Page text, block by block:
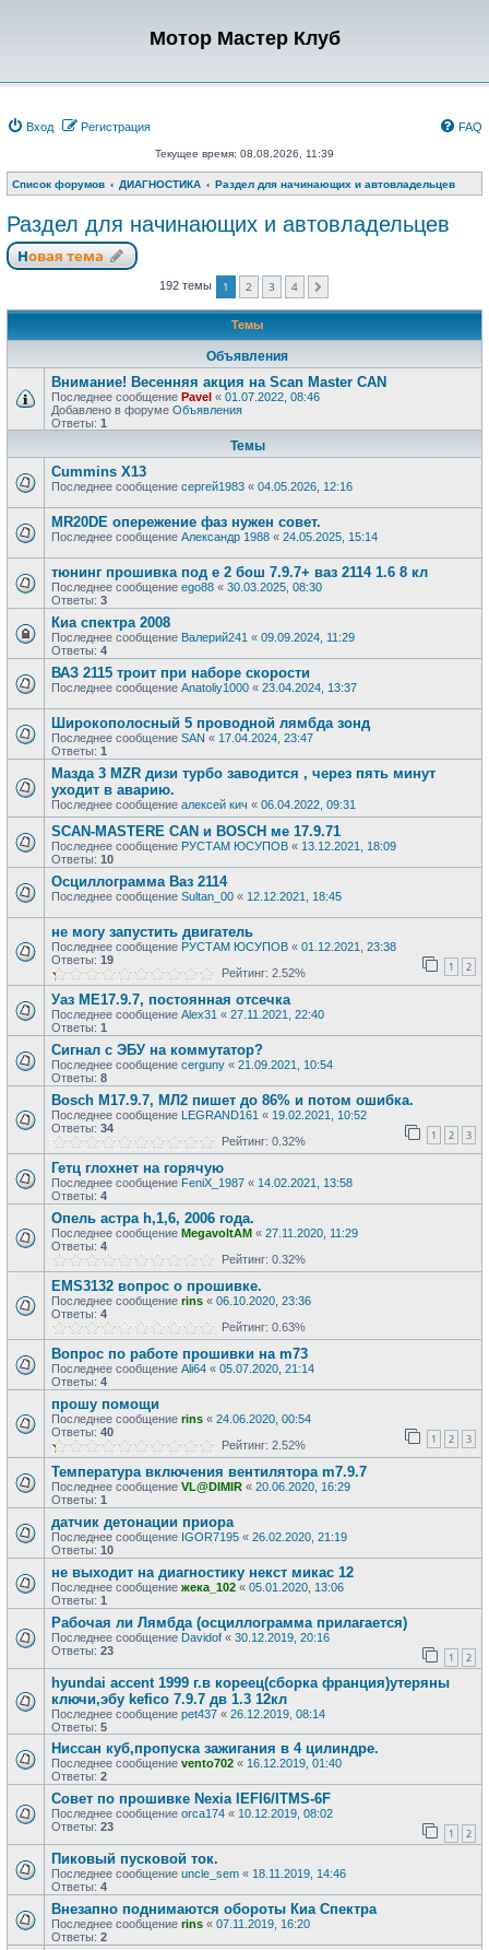
Мотор Мастер Клуб
Вход Регистрация FAQ
Текущее время: 08.08.2026, 11:39
Список форумов ДИАГНОСТИКА Раздел для начинающих и автовладельцев
Раздел для начинающих и автовладельцев
Новая тема
192 темы 1 2 3 4
Темы
Объявления
Внимание! Весенняя акция на Scan Master CAN
Последнее сообщение Pavel « 01.07.2022, 08:46
Добавлено в форуме Объявления
Ответы: 1
Темы
Cummins X13
Последнее сообщение сергей1983 « 04.05.2026, 12:16
MR20DE опережение фаз нужен совет.
Последнее сообщение Александр 1988 « 24.05.2025, 15:14
тюнинг прошивка под е 2 бош 7.9.7+ ваз 2114 1.6 8 кл
Последнее сообщение ego88 « 30.03.2025, 08:30
Ответы: 3
Киа спектра 2008
Последнее сообщение Валерий241 « 09.09.2024, 11:29
Ответы: 4
ВАЗ 2115 троит при наборе скорости
Последнее сообщение Anatoliy1000 « 23.04.2024, 13:37
Широкополосный 5 проводной лямбда зонд
Последнее сообщение SAN « 17.04.2024, 23:47
Ответы: 1
Мазда 3 MZR дизи турбо заводится , через пять минут
уходит в аварию.
Последнее сообщение алексей кич « 06.04.2022, 09:31
SCAN-MASTERE CAN и BOSCH ме 17.9.71
Последнее сообщение РУСТАМ ЮСУПОВ « 13.12.2021, 18:09
Ответы: 10
Осциллограмма Ваз 2114
Последнее сообщение Sultan_00 « 12.12.2021, 18:45
не могу запустить двигатель
Последнее сообщение РУСТАМ ЮСУПОВ « 01.12.2021, 23:38
Ответы: 19 1 2
Рейтинг: 2.52%
Уаз МЕ17.9.7, постоянная отсечка
Последнее сообщение Alex31 « 27.11.2021, 22:40
Ответы: 1
Сигнал с ЭБУ на коммутатор?
Последнее сообщение cerguny « 21.09.2021, 10:54
Ответы: 8
Bosch M17.9.7, МЛ2 пишет до 86% и потом ошибка.
Последнее сообщение LEGRAND161 « 19.02.2021, 10:52
Ответы: 34 1 2 3
Рейтинг: 0.32%
Гетц глохнет на горячую
Последнее сообщение FeniX_1987 « 14.02.2021, 13:58
Ответы: 4
Опель астра h,1,6, 2006 года.
Последнее сообщение MegavoltAM « 27.11.2020, 11:29
Ответы: 4
Рейтинг: 0.32%
EMS3132 вопрос о прошивке.
Последнее сообщение rins « 06.10.2020, 23:36
Ответы: 4
Рейтинг: 0.63%
Вопрос по работе прошивки на m73
Последнее сообщение Ali64 « 05.07.2020, 21:14
Ответы: 4
прошу помощи
Последнее сообщение rins « 24.06.2020, 00:54
Ответы: 40 1 2 3
Рейтинг: 2.52%
Температура включения вентилятора m7.9.7
Последнее сообщение VL@DIMIR « 20.06.2020, 16:29
Ответы: 1
датчик детонации приора
Последнее сообщение IGOR7195 « 26.02.2020, 21:19
Ответы: 10
не выходит на диагностику некст микас 12
Последнее сообщение жека_102 « 05.01.2020, 13:06
Ответы: 1
Рабочая ли Лямбда (осциллограмма прилагается)
Последнее сообщение Davidof « 30.12.2019, 20:16
Ответы: 23 1 2
hyundai accent 1999 г.в кореец(сборка франция)утеряны
ключи,эбу kefico 7.9.7 дв 1.3 12кл
Последнее сообщение pet437 « 26.12.2019, 08:14
Ответы: 5
Ниссан куб,пропуска зажигания в 4 цилиндре.
Последнее сообщение vento702 « 16.12.2019, 01:40
Ответы: 2
Совет по прошивке Nexia IEFI6/ITMS-6F
Последнее сообщение orca174 « 10.12.2019, 08:02
Ответы: 23 1 2
Пиковый пусковой ток.
Последнее сообщение uncle_sem « 18.11.2019, 14:46
Ответы: 4
Внезапно поднимаются обороты Киа Спектра
Последнее сообщение rins « 07.11.2019, 16:20
Ответы: 2